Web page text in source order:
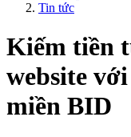
Tin tức
Kiếm tiền
website
miền BID